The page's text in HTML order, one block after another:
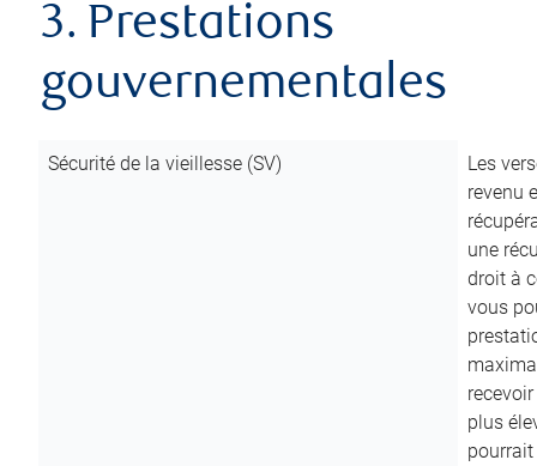
3. Prestations
gouvernementales
Sécurité de la vieillesse (SV)
Les
revenu
une
droit à
vous
plus